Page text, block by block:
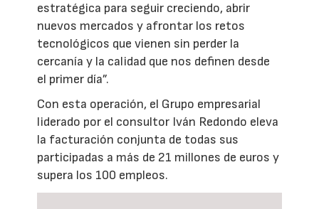
estratégica para seguir creciendo, abrir
nuevos mercados y afrontar los retos
tecnológicos que vienen sin perder la
cercanía y la calidad que nos definen desde
el primer día”.
Con esta operación, el Grupo empresarial
liderado por el consultor Iván Redondo eleva
la facturación conjunta de todas sus
participadas a más de 21 millones de euros y
supera los 100 empleos.